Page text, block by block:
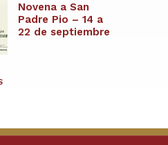
Novena a San
Padre Pio – 14 a
22 de septiembre